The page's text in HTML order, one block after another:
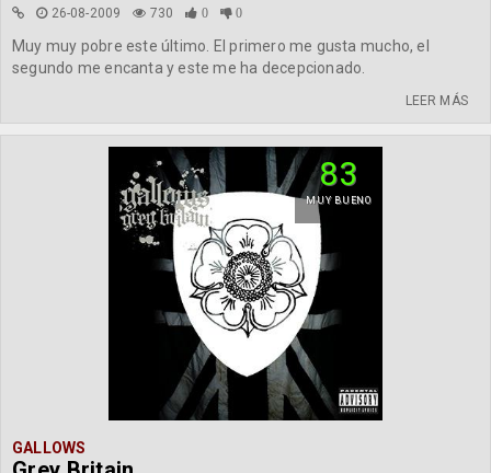
26-08-2009 730 0 0
Muy muy pobre este último. El primero me gusta mucho, el
segundo me encanta y este me ha decepcionado.
LEER MÁS
83
MUY BUENO
GALLOWS